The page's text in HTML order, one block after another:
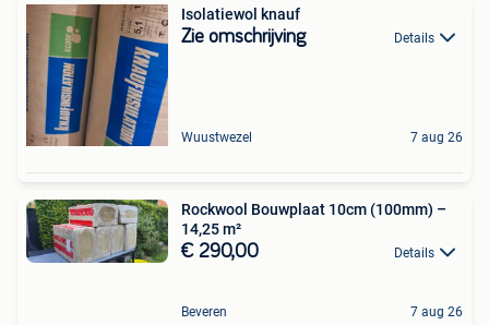
Isolatiewol knauf
Zie omschrijving Details
Wuustwezel 7 aug 26
Rockwool Bouwplaat 10cm (100mm) –
14,25 m²
€ 290,00 Details
Beveren 7 aug 26